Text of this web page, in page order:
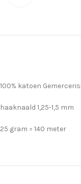
100% katoen
haaknaald 1,25-1,5 mm
25 gram = 140 meter